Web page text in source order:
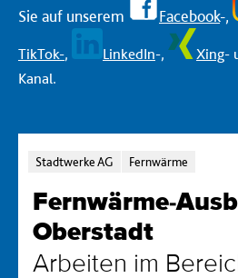
Sie auf unserem
Facebook-,
TikTok-, LinkedIn-, Xing-
Kanal.
Kategorien:
Stadtwerke AG Fernwärme
Fernwärme-
Oberstadt
Arbeiten im